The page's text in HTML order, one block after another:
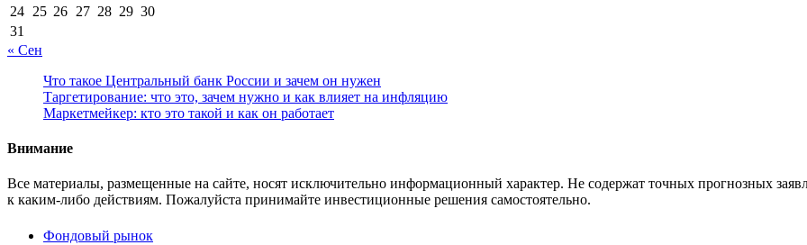
24 25 26 27 28 29 30
31
« Сен
Что такое Центральный банк России и зачем он нужен
Таргетирование: что это, зачем нужно и как влияет на инфляцию
Маркетмейкер: кто это такой и как он работает
Внимание
Все материалы, размещенные на сайте, носят исключительно информационный характер. Не содержат точных прогнозных
к каким-либо действиям. Пожалуйста принимайте инвестиционные решения самостоятельно.
Фондовый рынок